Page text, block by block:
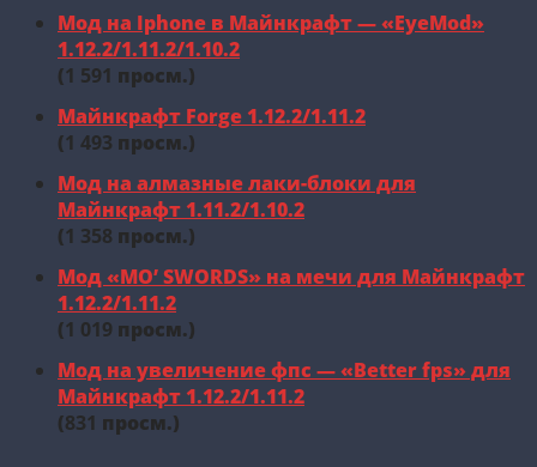
Мод на Iphone в Майнкрафт — «EyeMod»
1.12.2/1.11.2/1.10.2
(1 591 просм.)
Майнкрафт Forge 1.12.2/1.11.2
(1 493 просм.)
Мод на алмазные лаки-блоки для
Майнкрафт 1.11.2/1.10.2
(1 358 просм.)
Мод «MO’ SWORDS» на мечи для Майнкрафт
1.12.2/1.11.2
(1 019 просм.)
Мод на увеличение фпс — «Better fps» для
Майнкрафт 1.12.2/1.11.2
(831 просм.)